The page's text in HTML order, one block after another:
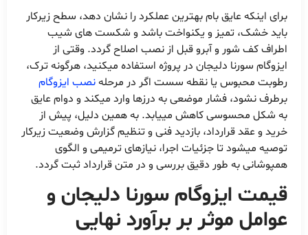
برای اینکه عایق بام بهترین عملکرد را نشان دهد، سطح زیرکار
باید خشک، تمیز و یکنواخت باشد و شکست های شیب
اطراف کف شور و آبرو قبل از نصب اصلاح گردد. وقتی از
ایزوگام سورنا دلیجان در پروژه استفاده میکنید، هرگونه ترک،
رطوبت محبوس یا نقطه سست اگر در مرحلهنصب ایزوگام
برطرف نشود، فشار موضعی به درزها وارد میکند و دوام عایق
به شکل محسوسی کاهش مییابد. به همین دلیل، پیش از
خرید و عقد قرارداد، بازدید فنی و تنظیم گزارش وضعیت زیرکار
توصیه میشود تا جزئیات اجرا، نیازهای ترمیمی و الگوی
همپوشانی به طور دقیق بررسی و در متن قرارداد ثبت گردد.
قیمت ایزوگام سورنا دلیجان و
عوامل موثر بر برآورد نهایی